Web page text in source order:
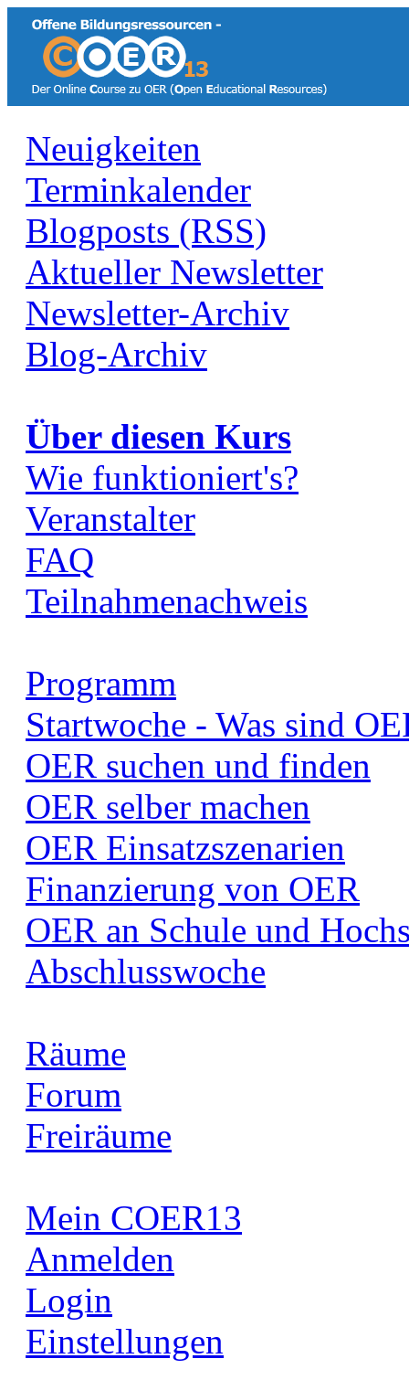
Neuigkeiten
Terminkalender
Blogposts (RSS)
Aktueller Newsletter
Newsletter-Archiv
Blog-Archiv
Über diesen Kurs
Wie funktioniert's?
Veranstalter
FAQ
Teilnahmenachweis
Programm
Startwoche - Was sind
OER suchen und finden
OER selber machen
OER Einsatzszenarien
Finanzierung von OER
OER an Schule und
Abschlusswoche
Räume
Forum
Freiräume
Mein COER13
Anmelden
Login
Einstellungen